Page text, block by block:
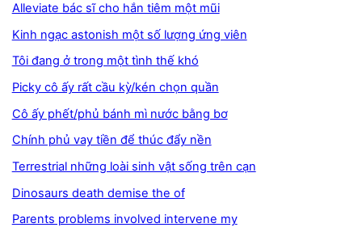
Alleviate bác sĩ cho hắn tiêm một mũi
Kinh ngạc astonish một số lượng ứng viên
Tôi đang ở trong một tình thế khó
Picky cô ấy rất cầu kỳ/kén chọn quần
Cô ấy phết/phủ bánh mì nước bằng bơ
Chính phủ vay tiền để thúc đẩy nền
Terrestrial những loài sinh vật sống trên cạn
Dinosaurs death demise the of
Parents problems involved intervene my